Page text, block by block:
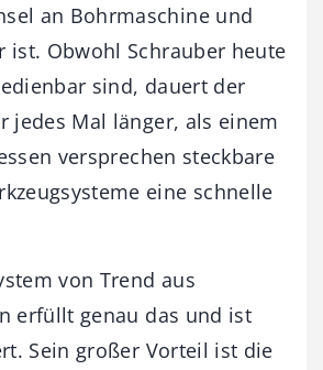
an Bohrmaschine und
ist. Obwohl Schrauber heute
sind, dauert der
jedes Mal länger, als einem
versprechen steckbare
eine schnelle
von Trend aus
erfüllt genau das und ist
Sein großer Vorteil ist die